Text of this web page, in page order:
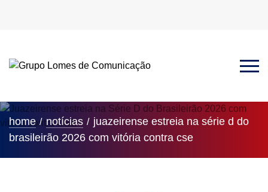
home notícias
juazeirense estreia na série d do
brasileirão 2026 com vitória contra cse